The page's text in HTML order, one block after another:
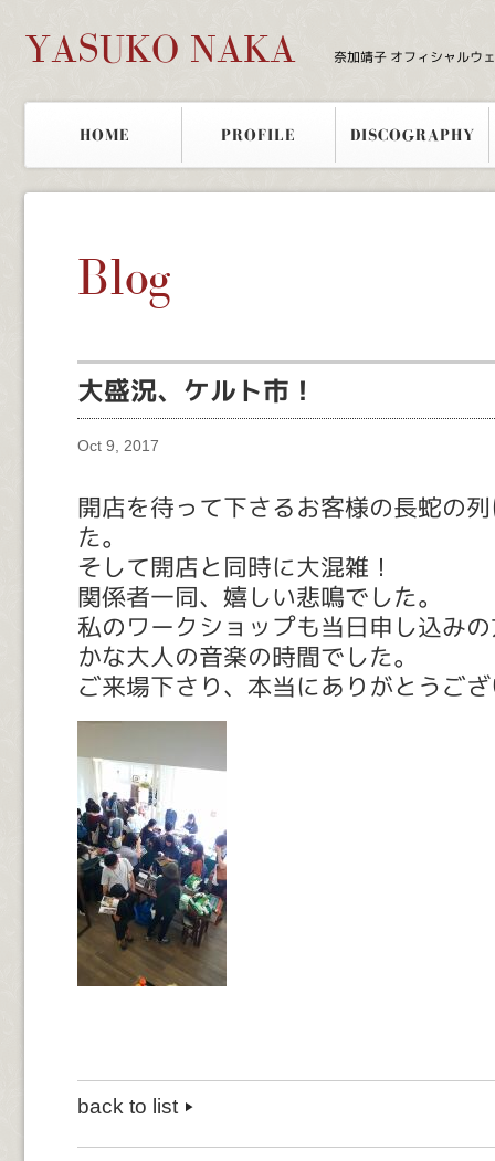
YASUKO NAKA 奈加靖子 オフィシャルウ
HOME PROFILE DISCOGRAPHY
Blog
大盛況、ケルト市！
Oct 9, 2017
開店を待って下さるお客様の長蛇の
た。
そして開店と同時に大混雑！
関係者一同、嬉しい悲鳴でした。
私のワークショップも当日申し込み
かな大人の音楽の時間でした。
ご来場下さり、本当にありがとうご
back to list